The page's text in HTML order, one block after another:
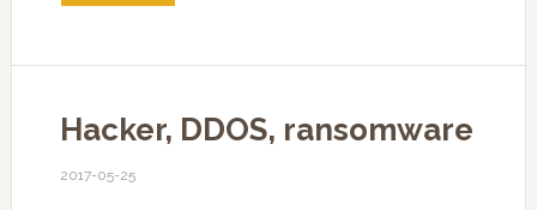
Hacker, DDOS, ransomware
2017-05-25